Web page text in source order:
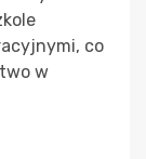
co
w